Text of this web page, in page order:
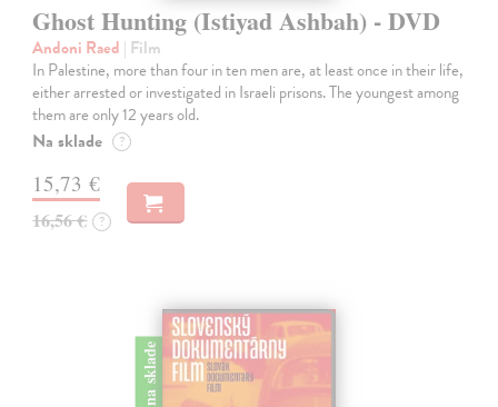
Ghost Hunting (Istiyad Ashbah) - DVD
Andoni Raed | Film
In Palestine, more than four in ten men are, at least once in their life,
either arrested or investigated in Israeli prisons. The youngest among
them are only 12 years old.
Na sklade ?
15,73 €
16,56 € ?
na sklade